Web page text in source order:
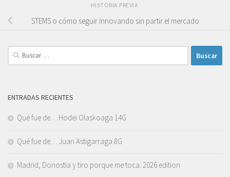
HISTORIA PREVIA
STEMS o cómo seguir innovando sin partir el mercado
Buscar:
ENTRADAS RECIENTES
Qué fue de… Hodei Olaskoaga 14G
Qué fue de… Juan Astigarraga 8G
Madrid, Donostia y tiro porque me toca: 2026 edition